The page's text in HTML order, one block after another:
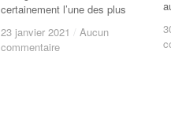
certainement l’une des plus
23 janvier 2021 / Aucun
commentaire
23 janvier 2021 / Aucun
commentaire